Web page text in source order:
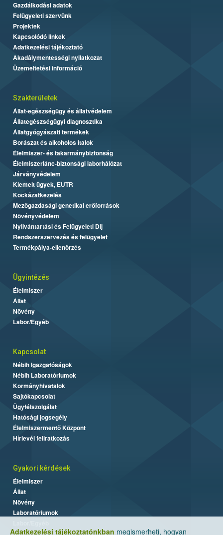
Adatkezelési tájékoztatónkban megismerheti, hogyan
Gazdálkodási adatok
Felügyeleti szervünk
Projektek
Kapcsolódó linkek
Adatkezelési tájékoztató
Akadálymentességi nyilatkozat
Üzemeltetési információ
Szakterületek
Állat-egészségügy és állatvédelem
Állategészségügyi diagnosztika
Állatgyógyászati termékek
Borászat és alkoholos italok
Élelmiszer- és takarmánybiztonság
Élelmiszerlánc-biztonsági laborhálózat
Járványvédelem
Kiemelt ügyek, EUTR
Kockázatkezelés
Mezőgazdasági genetikai erőforrások
Növényvédelem
Nyilvántartási és Felügyeleti Díj
Rendszerszervezés és felügyelet
Termékpálya-ellenőrzés
Ügyintézés
Élelmiszer
Állat
Növény
Labor/Egyéb
Kapcsolat
Nébih Igazgatóságok
Nébih Laboratóriumok
Kormányhivatalok
Sajtókapcsolat
Ügyfélszolgálat
Hatósági jogsegély
Élelmiszermentő Központ
Hírlevél feliratkozás
Gyakori kérdések
Élelmiszer
Állat
Növény
Laboratóriumok